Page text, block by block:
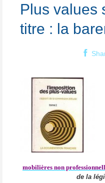
Plus values
titre : la
mobilières non
de la